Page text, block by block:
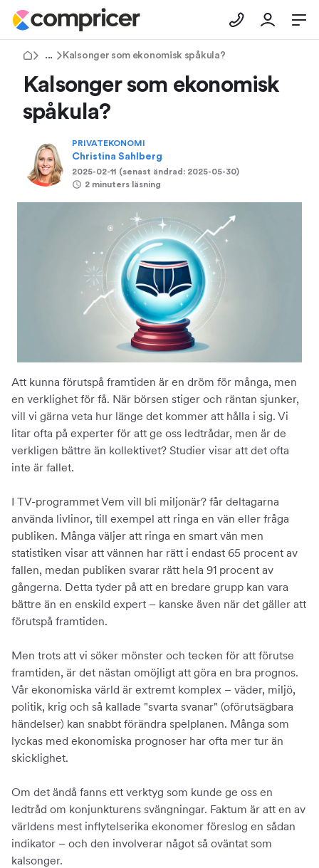
Tips & RådKalsonger som ekonomisk spåkula?
Kalsonger som ekonomisk
spåkula?
PRIVATEKONOMI
Christina Sahlberg
2025-02-11 (senast ändrad: 2025-05-30)
2 minuters läsning
Att kunna förutspå framtiden är en dröm för många, men
en verklighet för få. När börsen stiger och räntan sjunker,
vill vi gärna veta hur länge det kommer att hålla i sig. Vi
litar ofta på experter för att ge oss ledtrådar, men är de
verkligen bättre än kollektivet? Studier visar att det ofta
inte är fallet.
I TV-programmet Vem vill bli miljonär? får deltagarna
använda livlinor, till exempel att ringa en vän eller fråga
publiken. Många väljer att ringa en smart vän men
statistiken visar att vännen har rätt i endast 65 procent av
fallen, medan publiken svarar rätt hela 91 procent av
gångerna. Detta tyder på att en bredare grupp kan vara
bättre än en enskild expert – kanske även när det gäller att
förutspå framtiden.
Men trots att vi söker mönster och tecken för att förutse
framtiden, är det nästan omöjligt att göra en bra prognos.
Vår ekonomiska värld är extremt komplex – väder, miljö,
politik, krig och så kallade "svarta svanar" (oförutsägbara
händelser) kan snabbt förändra spelplanen. Många som
lyckas med ekonomiska prognoser har ofta mer tur än
skicklighet.
Om det ändå fanns ett verktyg som kunde ge oss en
ledtråd om konjunkturens svängningar. Faktum är att en av
världens mest inflytelserika ekonomer föreslog en sådan
indikator – och den involverar något så oväntat som
kalsonger.